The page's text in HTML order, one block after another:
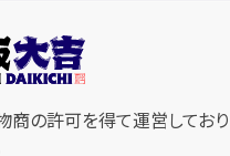
の許可を得て運営しており